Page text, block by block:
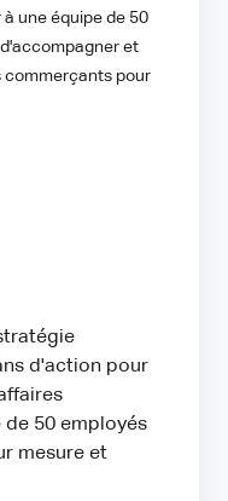
une équipe de 50
et
commerçants pour
d'action pour
de 50 employés
mesure et